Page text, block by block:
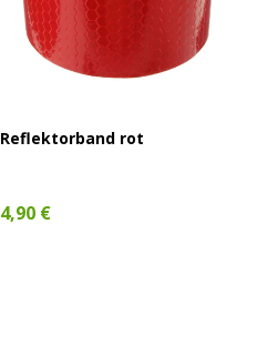
Reflektorband rot
4,90 €